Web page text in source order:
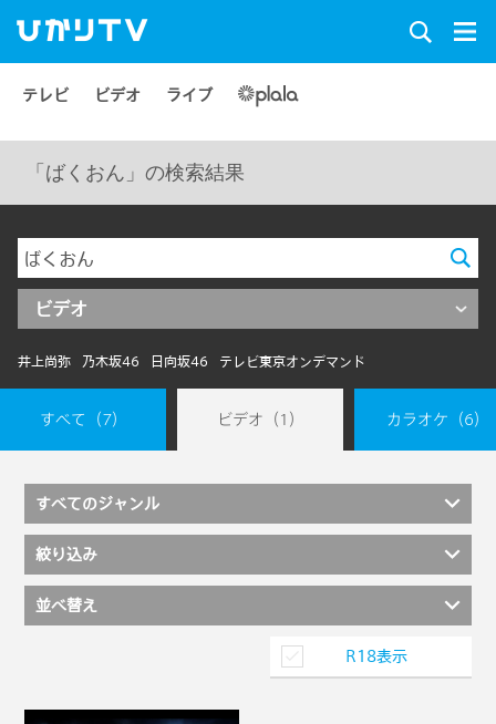
テレビ ビデオ ライブ
「ばくおん」の検索結果
ビデオ
井上尚弥 乃木坂46 日向坂46 テレビ東京オンデマンド
すべて （7） ビデオ （1） カラオケ （6）
すべてのジャンル
絞り込み
並べ替え
R18表示